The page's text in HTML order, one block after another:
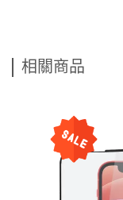
相關商品